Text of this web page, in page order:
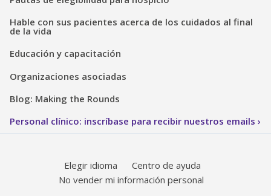
Hable con sus pacientes acerca de los cuidados al final
de la vida
Educación y capacitación
Organizaciones asociadas
Blog: Making the Rounds
Personal clínico: inscríbase para recibir nuestros emails
Elegir idioma
Centro de ayuda
No vender mi información personal